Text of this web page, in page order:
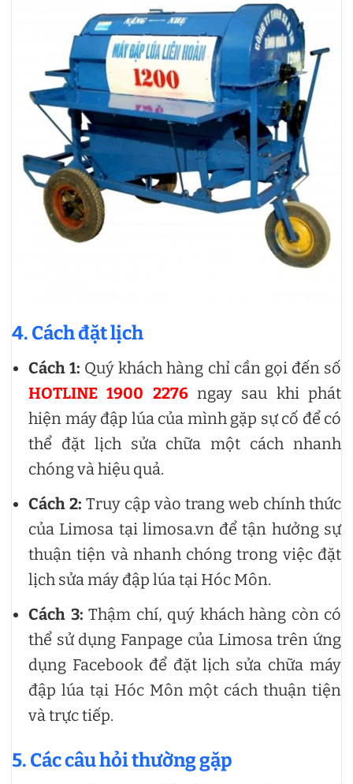
4. Cách đặt lịch
Cách 1: Quý khách hàng chỉ cần gọi đến số
HOTLINE 1900 2276ngay sau khi phát
hiện máy đập lúa của mình gặp sự cố để có
thể đặt lịch sửa chữa một cách nhanh
chóng và hiệu quả.
Cách 2: Truy cập vào trang web chính thức
của Limosa tại limosa.vn để tận hưởng sự
thuận tiện và nhanh chóng trong việc đặt
lịch sửa máy đập lúa tại Hóc Môn.
Cách 3: Thậm chí, quý khách hàng còn có
thể sử dụng Fanpage của Limosa trên ứng
dụng Facebook để đặt lịch sửa chữa máy
đập lúa tại Hóc Môn một cách thuận tiện
và trực tiếp.
5. Các câu hỏi thường gặp